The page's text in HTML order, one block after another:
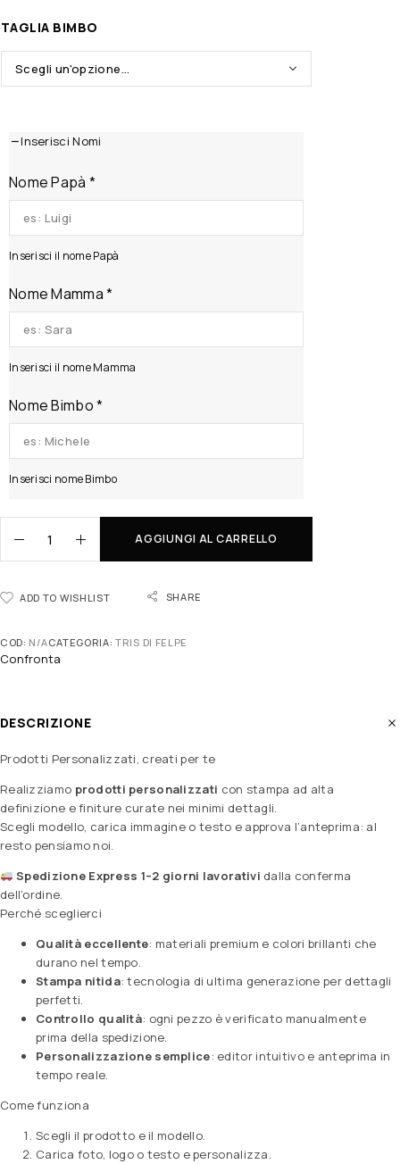
TAGLIA BIMBO
Inserisci Nomi
Nome Papà *
Inserisci il nome Papà
Nome Mamma*
Inserisci il nome Mamma
Nome Bimbo*
Inserisci nome Bimbo
AGGIUNGI AL CARRELLO
ADD TO WISHLIST SHARE
COD: N/ACATEGORIA:TRIS DI FELPE
Confronta
DESCRIZIONE
Prodotti Personalizzati, creati per te
Realizziamo prodotti personalizzati con stampa ad alta
definizione e finiture curate nei minimi dettagli.
Scegli modello, carica immagine o testo e approva l’anteprima: al
resto pensiamo noi.
Spedizione Express 1–2 giorni lavorativi dalla conferma
dell’ordine.
Perché sceglierci
Qualità eccellente: materiali premium e colori brillanti che
durano nel tempo.
Stampa nitida: tecnologia di ultima generazione per dettagli
perfetti.
Controllo qualità: ogni pezzo è verificato manualmente
prima della spedizione.
Personalizzazione semplice: editor intuitivo e anteprima in
tempo reale.
Come funziona
Scegli il prodotto e il modello.
Carica foto, logo o testo e personalizza.